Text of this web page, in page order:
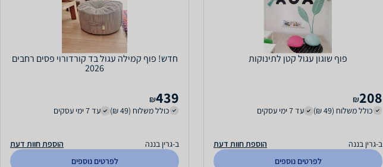
פוף שוגון עגול קטן לתינוקות
208
₪
כולל משלוח (49 ₪)
עד 7 ימי עסקים
ב-גרין בננה
הוספת חוות דעת
לפרטים נוספים
חדש! פוף קמילה עגול בד קורדורוי פסים רחבים
2026
439
₪
כולל משלוח (49 ₪)
עד 7 ימי עסקים
ב-גרין בננה
הוספת חוות דעת
לפרטים נוספים